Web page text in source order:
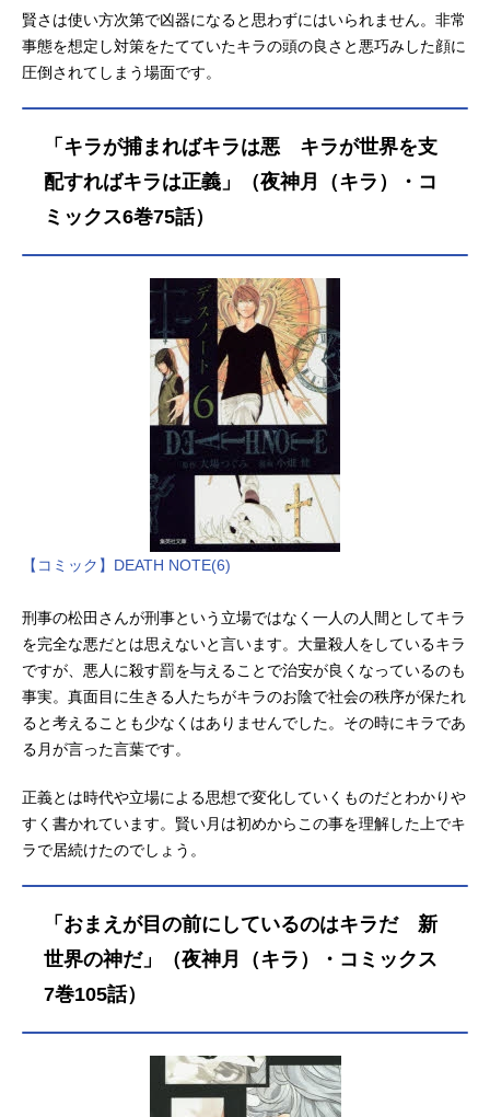
賢さは使い方次第で凶器になると思わずにはいられません。非常
事態を想定し対策をたてていたキラの頭の良さと悪巧みした顔に
圧倒されてしまう場面です。
「キラが捕まればキラは悪 キラが世界を支
配すればキラは正義」（夜神月（キラ）・コ
ミックス6巻75話）
【コミック】DEATH NOTE(6)
刑事の松田さんが刑事という立場ではなく一人の人間としてキラ
を完全な悪だとは思えないと言います。大量殺人をしているキラ
ですが、悪人に殺す罰を与えることで治安が良くなっているのも
事実。真面目に生きる人たちがキラのお陰で社会の秩序が保たれ
ると考えることも少なくはありませんでした。その時にキラであ
る月が言った言葉です。
正義とは時代や立場による思想で変化していくものだとわかりや
すく書かれています。賢い月は初めからこの事を理解した上でキ
ラで居続けたのでしょう。
「おまえが目の前にしているのはキラだ 新
世界の神だ」（夜神月（キラ）・コミックス
7巻105話）